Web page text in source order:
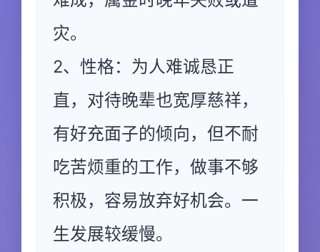
灾。
2、性格：为人难诚恳正
直，对待晚辈也宽厚慈祥，
有好充面子的倾向，但不耐
吃苦烦重的工作，做事不够
积极，容易放弃好机会。一
生发展较缓慢。